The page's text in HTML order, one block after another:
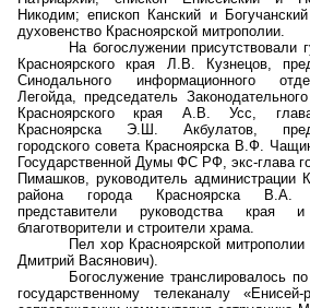
Никодим; епископ Канский и Богучанский
духовенство Красноярской митрополии.
На богослужении присутствовали
Красноярского края Л.В. Кузнецов,
Синодального информационного
Легойда, председатель
Красноярского края А.В.Усс,
Красноярска Э.Ш. Акбулатов,
городского совета Красноярска В.Ф.
Государственной Думы ФС РФ, экс-глава
Пимашков, руководитель администрации
района города Красноярска
представители руководства края
благотворители и строители храма.
Пел хор Красноярской
Дмитрий Васянович).
Богослужение транслировалось
государственному телеканалу «Енисей-